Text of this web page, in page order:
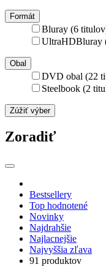
Formát
Bluray (6
UltraHDBluray
Obal
DVD obal (22
Steelbook (2
Zúžiť výber
Zoradiť
Bestsellery
Top hodnotené
Novinky
Najdrahšie
Najlacnejšie
Najvyššia zľava
91 produktov